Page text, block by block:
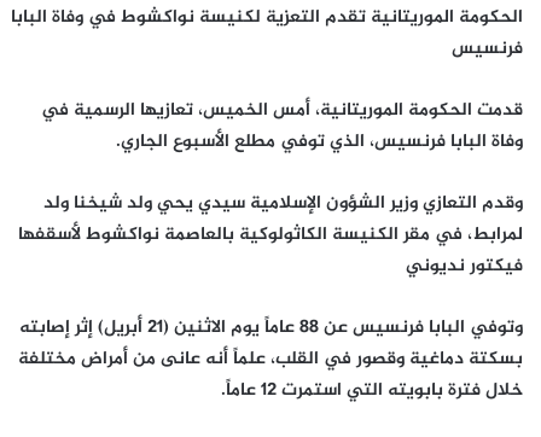
الحكومة الموريتانية تقدم التعزية لكنيسة نواكشوط في وفاة البابا
فرنسيس
قدمت الحكومة الموريتانية، أمس الخميس، تعازيها الرسمية في
وفاة البابا فرنسيس، الذي توفي مطلع الأسبوع الجاري.
وقدم التعازي وزير الشؤون الإسلامية سيدي يحي ولد شيخنا ولد
لمرابط، في مقر الكنيسة الكاثولوكية بالعاصمة نواكشوط لأسقفها
فيكتور نديوني
وتوفي البابا فرنسيس عن 88 عاماً يوم الاثنين (21 أبريل) إثر إصابته
بسكتة دماغية وقصور في القلب، علماً أنه عانى من أمراض مختلفة
خلال فترة بابويته التي استمرت 12 عاماً.